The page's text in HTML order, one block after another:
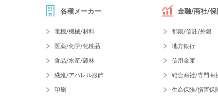
各種メーカー
電機/機械/材料
医薬/化学/化粧品
食品/水産/農林
繊維/アパレル服飾
印刷
金融/商社/保
都銀/信託/外銀
地方銀行
信用金庫
総合商社/専門商
生命保険/損害保